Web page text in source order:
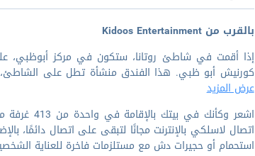
بالقرب من Kidoos Entertainment
كورنيش أبو ظبي. هذا الفندق منشأة تطل على الشاطئ، تبعد ١٦٫١ كم عن مسجد الشيخ زايد الكبير و٤٫٣ كم عن شاطئ
عرض المزيد
اشعر
اتصال لاسلكي بالإنترنت مجانًا لتبقى على اتصال
استحمام أو حجيرات دش مع مستلزمات فاخرة للعناية